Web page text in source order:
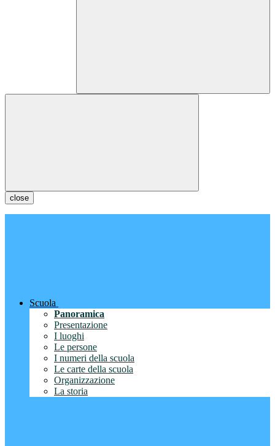
close
Scuola
Panoramica
Presentazione
I luoghi
Le persone
I numeri della scuola
Le carte della scuola
Organizzazione
La storia